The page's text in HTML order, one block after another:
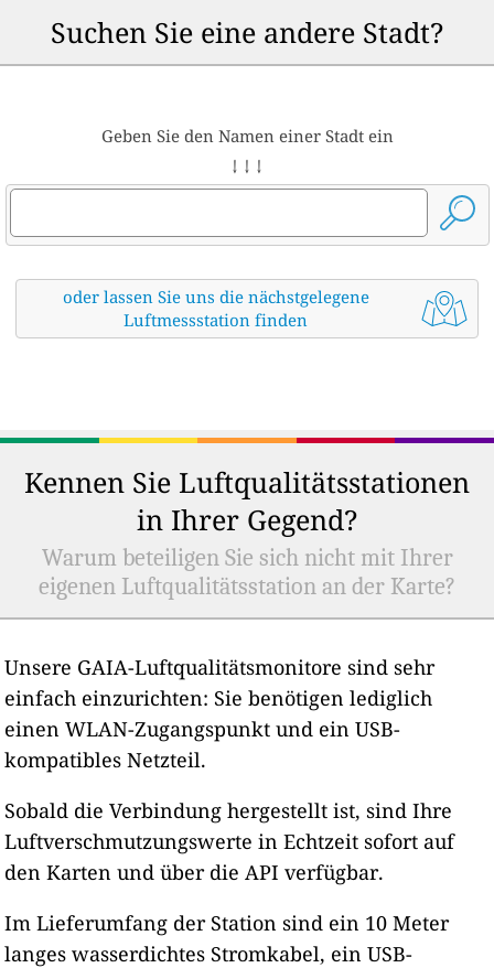
Suchen Sie eine andere Stadt?
Geben Sie den Namen einer Stadt ein
↓ ↓ ↓
oder lassen Sie uns die nächstgelegene
Luftmessstation finden
Kennen Sie Luftqualitätsstationen
in Ihrer Gegend?
Warum beteiligen Sie sich nicht mit Ihrer
eigenen Luftqualitätsstation an der Karte?
Unsere GAIA-Luftqualitätsmonitore sind sehr
einfach einzurichten: Sie benötigen lediglich
einen WLAN-Zugangspunkt und ein USB-
kompatibles Netzteil.
Sobald die Verbindung hergestellt ist, sind Ihre
Luftverschmutzungswerte in Echtzeit sofort auf
den Karten und über die API verfügbar.
Im Lieferumfang der Station sind ein 10 Meter
langes wasserdichtes Stromkabel, ein USB-